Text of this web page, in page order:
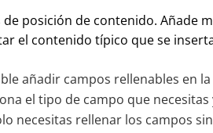
posición de contenido. Añade
el contenido típico que se
añadir campos rellenables
el tipo de campo que
necesitas rellenar los campos